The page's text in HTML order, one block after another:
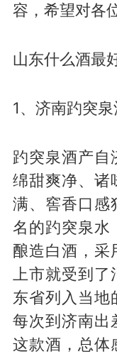
容，希望对各
山东什么酒最
1、济南趵突泉
趵突泉酒产自
绵甜爽净、诸
满、窖香口感
名的趵突泉水
酿造白酒，采
上市就受到
东省列入当地
每次到济南出
这款酒，总体